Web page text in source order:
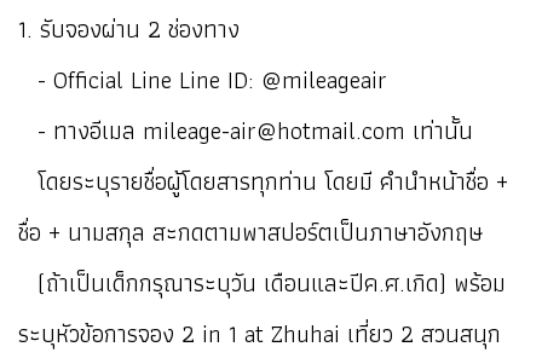
1. รับจองผ่าน 2 ช่องทาง
- Official Line Line ID: @mileageair
- ทางอีเมล mileage-air@hotmail.com เท่านั้น
โดยระบุรายชื่อผู้โดยสารทุกท่าน โดยมี คำนำหน้าชื่อ +
ชื่อ + นามสกุล สะกดตามพาสปอร์ตเป็นภาษาอังกฤษ
(ถ้าเป็นเด็กกรุณาระบุวัน เดือนและปีค.ศ.เกิด) พร้อม
ระบุหัวข้อการจอง 2 in 1 at Zhuhai เที่ยว 2 สวนสนุก